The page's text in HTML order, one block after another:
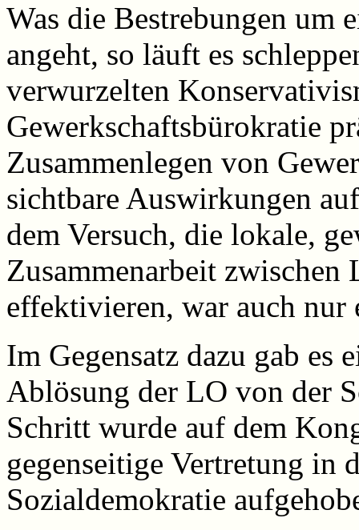
Was die Bestrebungen um
angeht, so läuft es
verwurzelten
Gewerkschaftsbürokratie
Zusammenlegen von
sichtbare Auswirkungen
dem Versuch, die lokale,
Zusammenarbeit
effektivieren, war auch nur
Im Gegensatz dazu gab es
Ablösung der LO von der
Schritt wurde auf dem
gegenseitige Vertretung in
Sozialdemokratie